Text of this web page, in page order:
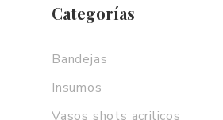
Categorías
Bandejas
Insumos
Vasos shots acrilicos